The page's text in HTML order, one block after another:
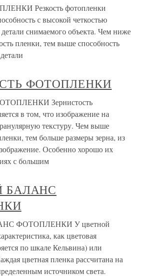
Резкость фотопленки
с высокой четкостью
снимаемого объекта. Чем ниже
пленки, тем выше способность
ФОТОПЛЕНКИ
Зернистость
в том, что изображение на
текстуру. Чем выше
тем больше размеры зерна, из
Особенно хорошо их
с большим
БАЛАНС
ФОТОПЛЕНКИ У цветной
как цветовая
по шкале Кельвина) или
цветная пленка рассчитана на
источником света.